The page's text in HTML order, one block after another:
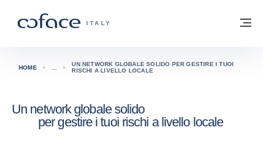
COFACE FOR TRADE - GROUP WEBSITE
ITALY
Torna alla Homepage
HOME
UN NETWORK GLOBALE SOLIDO PER GESTIRE I TUOI
RISCHI A LIVELLO LOCALE
Un network globale solido
per gestire i tuoi rischi a livello locale